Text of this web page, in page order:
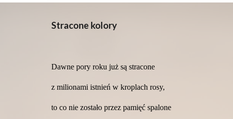
Stracone kolory
Dawne pory roku już są stracone
z milionami istnień w kroplach rosy,
to co nie zostało przez pamięć spalone